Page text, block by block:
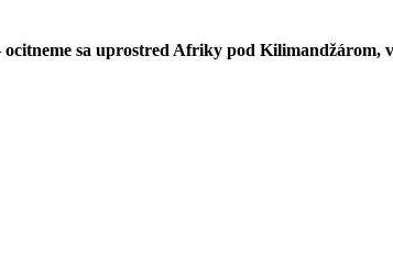
sa uprostred Afriky pod Kilimandžárom,